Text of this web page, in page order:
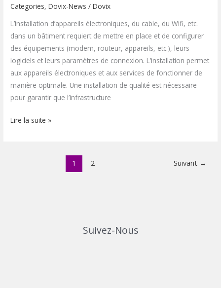
Categories,Dovix-News /Dovix
L’installation d’appareils électroniques, du cable, du Wifi, etc.
dans un bâtiment requiert de mettre en place et de configurer
des équipements (modem, routeur, appareils, etc.), leurs
logiciels et leurs paramètres de connexion. L’installation permet
aux appareils électroniques et aux services de fonctionner de
manière optimale. Une installation de qualité est nécessaire
pour garantir que l’infrastructure
Lire la suite »
1 2 Suivant →
Suivez-Nous